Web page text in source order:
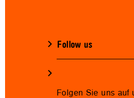
Follow us
Folgen Sie uns auf